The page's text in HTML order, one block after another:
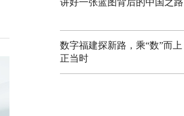
讲好一张蓝图背后的中国之路
数字福建探新路，乘“数”而上
正当时